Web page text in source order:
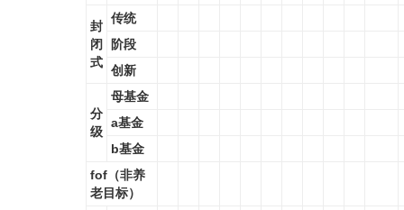
封
闭
式
传统
阶段
创新
分
级
母基金
a基金
b基金
fof（非养
老目标）